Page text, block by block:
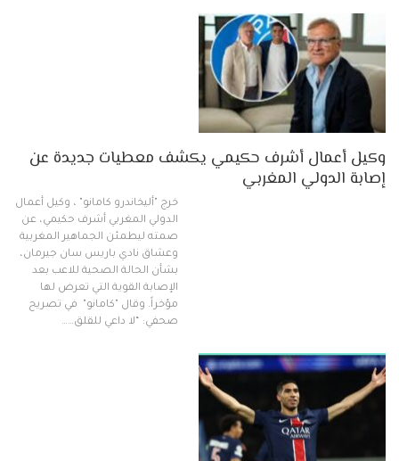
وكيل أعمال أشرف حكيمي يكشف معطيات جديدة عن
إصابة الدولي المغربي
خرج "أليخاندرو كامانو" ، وكيل أعمال
الدولي المغربي أشرف حكيمي، عن
صمته ليطمئن الجماهير المغربية
وعشاق نادي باريس سان جيرمان،
بشأن الحالة الصحية للاعب بعد
الإصابة القوية التي تعرض لها
مؤخراً. وقال "كامانو" في تصريح
صحفي: “لا داعي للقلق……